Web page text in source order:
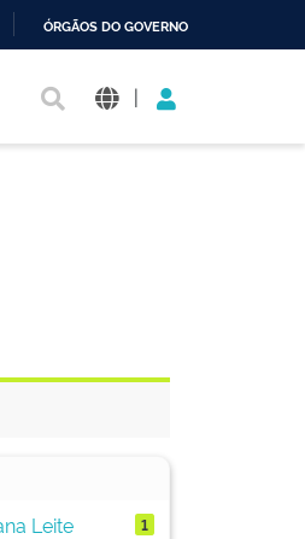
ÓRGÃOS DO GOVERNO
|
Leite
1